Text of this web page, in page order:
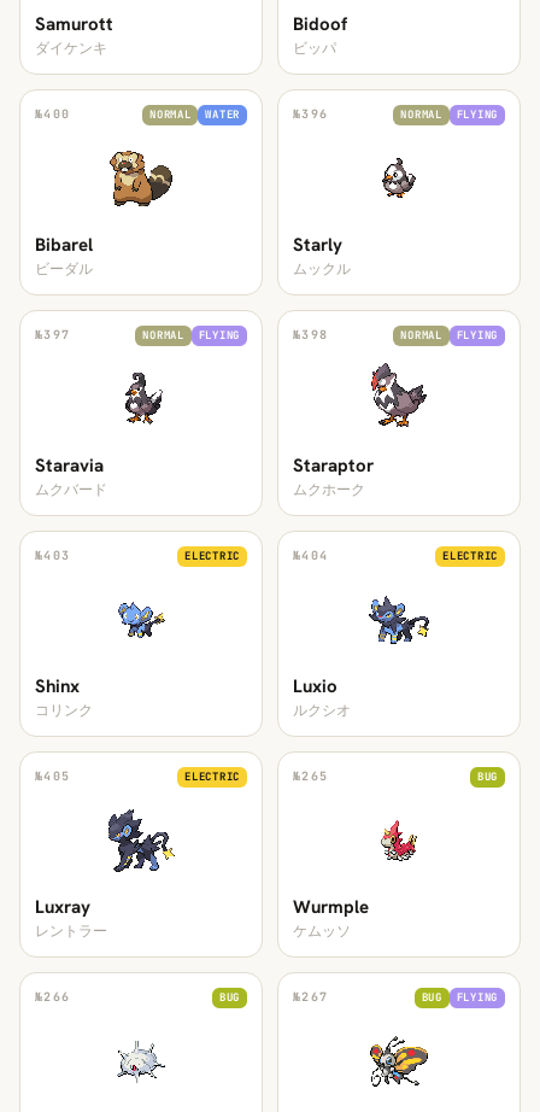
Samurott
ダイケンキ
Bidoof
ビッパ
№400 NORMAL WATER
Bibarel
ビーダル
№396 NORMAL FLYING
Starly
ムックル
№397 NORMAL FLYING
Staravia
ムクバード
№398 NORMAL FLYING
Staraptor
ムクホーク
№403 ELECTRIC
Shinx
コリンク
№404 ELECTRIC
Luxio
ルクシオ
№405 ELECTRIC
Luxray
レントラー
№265 BUG
Wurmple
ケムッソ
№266 BUG №267 BUG FLYING